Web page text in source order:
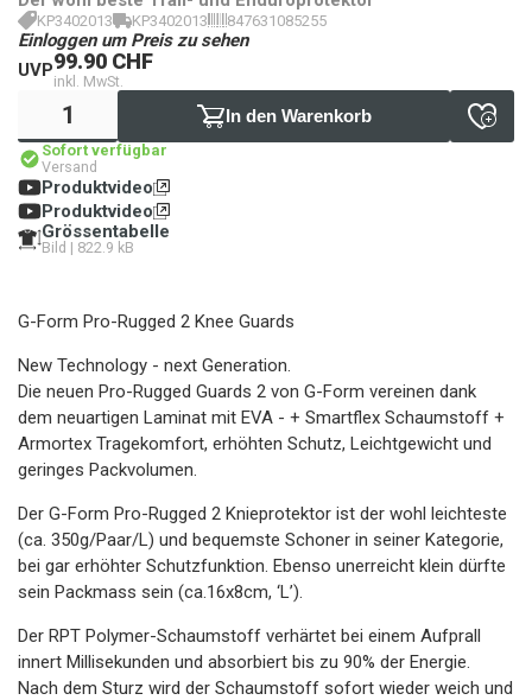
KP3402013 KP3402013 847631085255
Einloggen um Preis zu sehen
UVP99.90 CHF
inkl. MwSt.
In den Warenkorb
Sofort verfügbar
Versand
Produktvideo
Produktvideo
Grössentabelle
Bild | 822.9 kB
G-Form Pro-Rugged 2 Knee Guards
New Technology - next Generation.
Die neuen Pro-Rugged Guards 2 von G-Form vereinen dank
dem neuartigen Laminat mit EVA - + Smartflex Schaumstoff +
Armortex Tragekomfort, erhöhten Schutz, Leichtgewicht und
geringes Packvolumen.
Der G-Form Pro-Rugged 2 Knieprotektor ist der wohl leichteste
(ca. 350g/Paar/L) und bequemste Schoner in seiner Kategorie,
bei gar erhöhter Schutzfunktion. Ebenso unerreicht klein dürfte
sein Packmass sein (ca.16x8cm, ‘L’).
Der RPT Polymer-Schaumstoff verhärtet bei einem Aufprall
innert Millisekunden und absorbiert bis zu 90% der Energie.
Nach dem Sturz wird der Schaumstoff sofort wieder weich und